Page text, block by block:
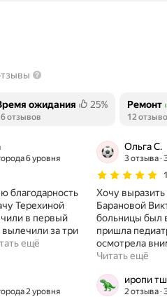
ожидания
отзывов
25%
отзывов
Ремонт
12
6 уровня
благодарность
Терехиной
в первый
вылечили за три
ещё
Ольга С.
3 отзыва
Хочу выразить
Барановой
больницы был
пришла
осмотрела
Читать ещё
2 уровня
иропи
2 отзыва